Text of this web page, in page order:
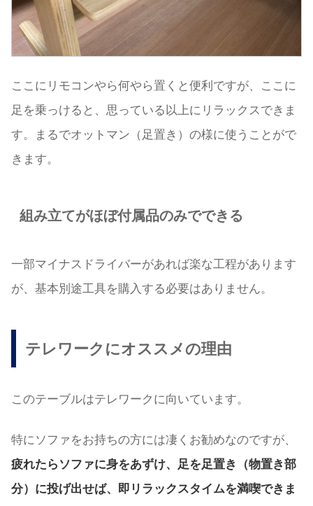
ここにリモコンやら何やら置くと便利ですが、ここに
足を乗っけると、思っている以上にリラックスできま
す。まるでオットマン（足置き）の様に使うことがで
きます。
組み立てがほぼ付属品のみでできる
一部マイナスドライバーがあれば楽な工程があります
が、基本別途工具を購入する必要はありません。
テレワークにオススメの理由
このテーブルはテレワークに向いています。
特にソファをお持ちの方には凄くお勧めなのですが、
疲れたらソファに身をあずけ、足を足置き（物置き部
分）に投げ出せば、即リラックスタイムを満喫できま